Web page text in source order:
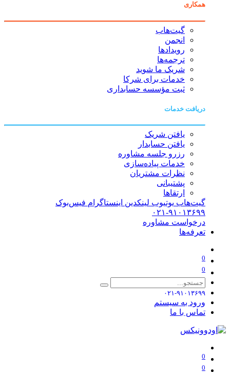
همکاری
گیت‌هاب
انجمن
رویدادها
ترجمه‌ها
شریک ما شوید
خدمات برای شرکا
ثبت مؤسسه حسابداری
دریافت خدمات
یافتن شریک
یافتن حسابدار
رزرو جلسه مشاوره
خدمات پیاده‌سازی
نظرات مشتریان
پشتیبانی
ارتقاها
گیت‌هاب یوتیوب لینکدین اینستاگرام فیس‌بوک
۰۲۱-۹۱۰۱۳۶۹۹
درخواست مشاوره
تعرفه‌ها
0
0
۰۲۱-۹۱۰۱۳۶۹۹
ورود به سیستم
تماس با ما
0
0